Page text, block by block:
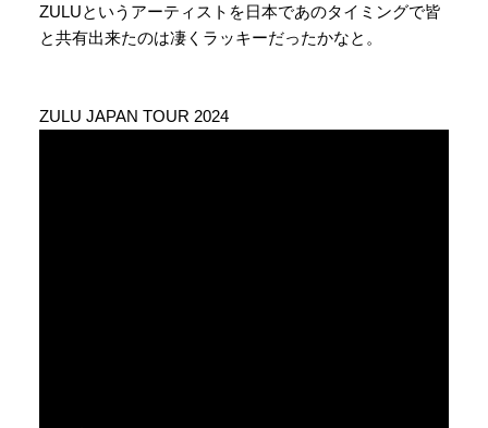
ZULUというアーティストを日本であのタイミングで皆
と共有出来たのは凄くラッキーだったかなと。
ZULU JAPAN TOUR 2024